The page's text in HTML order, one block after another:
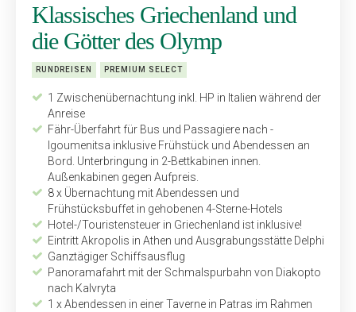
Klassisches Griechenland und
die Götter des Olymp
RUNDREISEN PREMIUM SELECT
1 Zwischenübernachtung inkl. HP in Italien während der
Anreise
Fähr-Überfahrt für Bus und Passagiere nach ­
Igoumenitsa inklusive Frühstück und Abendessen an
Bord. Unterbringung in 2-Bettkabinen innen.
Außenkabinen gegen Aufpreis.
8 x Übernachtung mit Abendessen und
Frühstücksbuffet in gehobenen 4-Sterne-Hotels
Hotel-/Touristensteuer in Griechenland ist inklusive!
Eintritt Akropolis in Athen und Ausgrabungsstätte Delphi
Ganztägiger Schiffsausflug
Panoramafahrt mit der Schmalspurbahn von Diakopto
nach Kalvryta
1 x Abendessen in einer Taverne in Patras im Rahmen